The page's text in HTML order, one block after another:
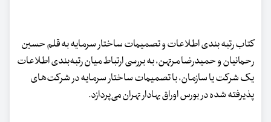
کتاب رتبه بندی اطلاعات و تصمیمات ساختار سرمایه به قلم حسین
رحمانیان و حمیدرضا مرتهن، به بررسی ارتباط میان رتبه‌بندی اطلاعات
یک شرکت یا سازمان، با تصمیمات ساختار سرمایه در شرکت‌های
پذیرفته شده در بورس اوراق بهادار تهران می‌پردازد.